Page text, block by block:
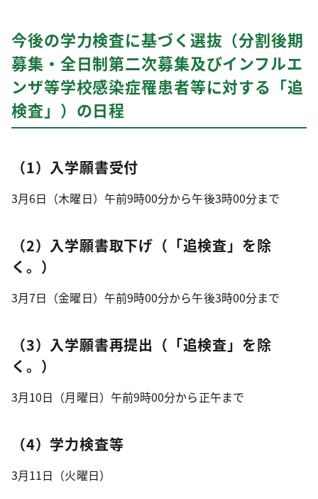
今後の学力検査に基づく選抜（分割後期
募集・全日制第二次募集及びインフルエ
ンザ等学校感染症罹患者等に対する「追
検査」）の日程
（1）入学願書受付
3月6日（木曜日）午前9時00分から午後3時00分まで
（2）入学願書取下げ（「追検査」を除
く。）
3月7日（金曜日）午前9時00分から午後3時00分まで
（3）入学願書再提出（「追検査」を除
く。）
3月10日（月曜日）午前9時00分から正午まで
（4）学力検査等
3月11日（火曜日）